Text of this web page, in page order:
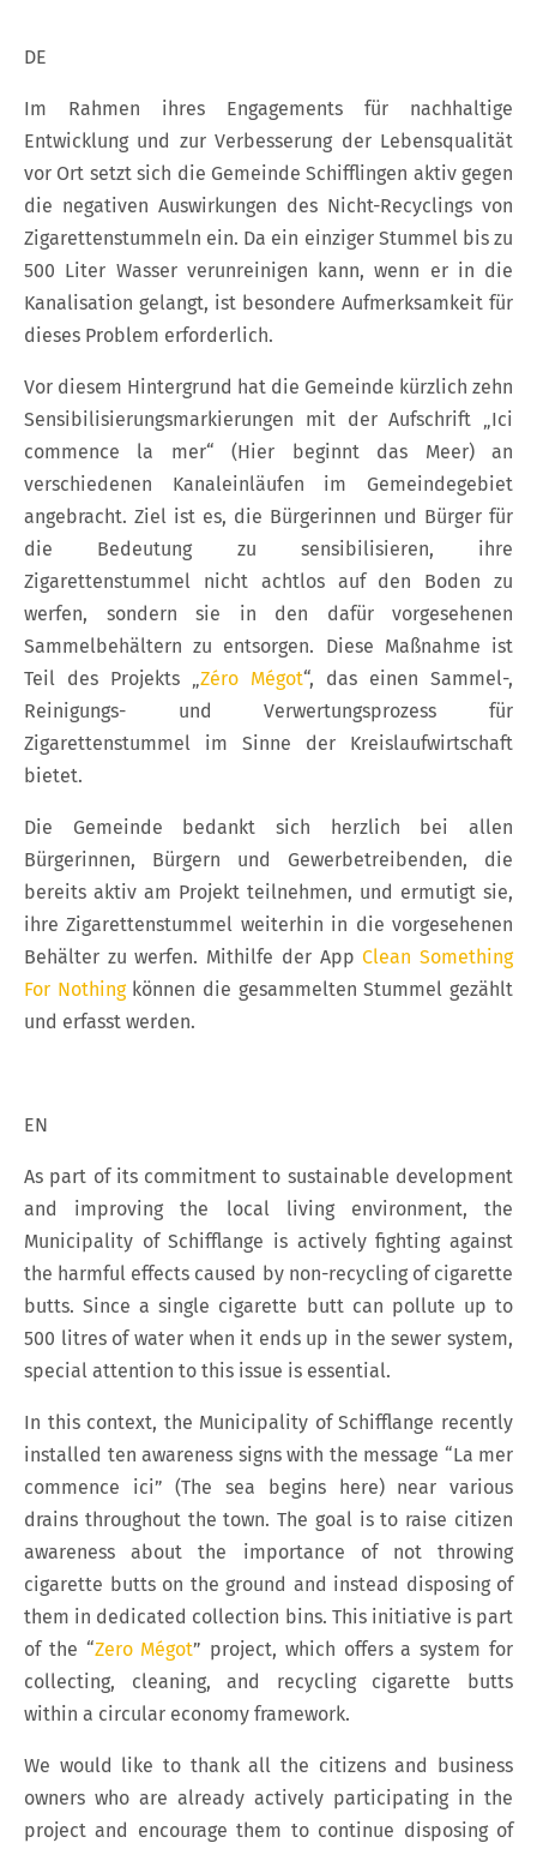
DE
Im Rahmen ihres Engagements für nachhaltige
Entwicklung und zur Verbesserung der Lebensqualität
vor Ort setzt sich die Gemeinde Schifflingen aktiv gegen
die negativen Auswirkungen des Nicht-Recyclings von
Zigarettenstummeln ein. Da ein einziger Stummel bis zu
500 Liter Wasser verunreinigen kann, wenn er in die
Kanalisation gelangt, ist besondere Aufmerksamkeit für
dieses Problem erforderlich.
Vor diesem Hintergrund hat die Gemeinde kürzlich zehn
Sensibilisierungsmarkierungen mit der Aufschrift „Ici
commence la mer“ (Hier beginnt das Meer) an
verschiedenen Kanaleinläufen im Gemeindegebiet
angebracht. Ziel ist es, die Bürgerinnen und Bürger für
die Bedeutung zu sensibilisieren, ihre
Zigarettenstummel nicht achtlos auf den Boden zu
werfen, sondern sie in den dafür vorgesehenen
Sammelbehältern zu entsorgen. Diese Maßnahme ist
Teil des Projekts „Zéro Mégot“, das einen Sammel-,
Reinigungs- und Verwertungsprozess für
Zigarettenstummel im Sinne der Kreislaufwirtschaft
bietet.
Die Gemeinde bedankt sich herzlich bei allen
Bürgerinnen, Bürgern und Gewerbetreibenden, die
bereits aktiv am Projekt teilnehmen, und ermutigt sie,
ihre Zigarettenstummel weiterhin in die vorgesehenen
Behälter zu werfen. Mithilfe der AppClean Something
For Nothingkönnen die gesammelten Stummel gezählt
und erfasst werden.
EN
As part of its commitment to sustainable development
and improving the local living environment, the
Municipality of Schifflange is actively fighting against
the harmful effects caused by non-recycling of cigarette
butts. Since a single cigarette butt can pollute up to
500 litres of water when it ends up in the sewer system,
special attention to this issue is essential.
In this context, the Municipality of Schifflange recently
installed ten awareness signs with the message “La mer
commence ici” (The sea begins here) near various
drains throughout the town. The goal is to raise citizen
awareness about the importance of not throwing
cigarette butts on the ground and instead disposing of
them in dedicated collection bins. This initiative is part
of the “Zero Mégot” project, which offers a system for
collecting, cleaning, and recycling cigarette butts
within a circular economy framework.
We would like to thank all the citizens and business
owners who are already actively participating in the
project and encourage them to continue disposing of